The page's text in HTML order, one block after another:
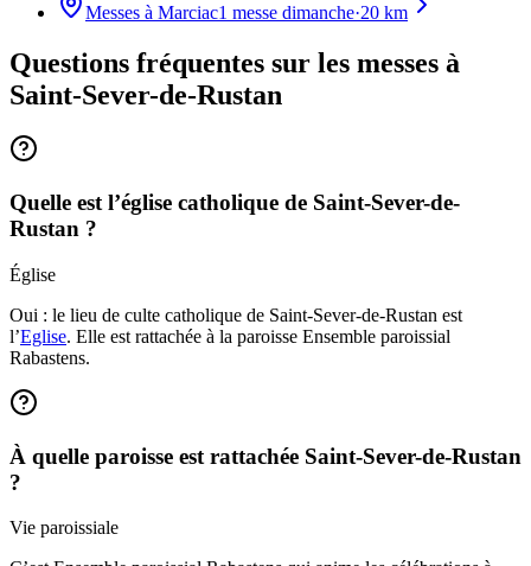
Messes à Marciac1 messe dimanche·20 km
Questions fréquentes sur les messes à
Saint-Sever-de-Rustan
Quelle est l’église catholique de Saint-Sever-de-
Rustan ?
Église
Oui : le lieu de culte catholique de Saint-Sever-de-Rustan est
l’Eglise. Elle est rattachée à la paroisse Ensemble paroissial
Rabastens.
À quelle paroisse est rattachée Saint-Sever-de-Rustan
?
Vie paroissiale